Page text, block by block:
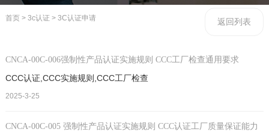
首页 > 3c认证 > 3C认证申请 返回列表
CNCA-00C-006强制性产品认证实施规则 CCC工厂检查通用要求
CCC认证,CCC实施规则,CCC工厂检查
2025-3-25
CNCA-00C-005 强制性产品认证实施规则 CCC认证工厂质量保证能力